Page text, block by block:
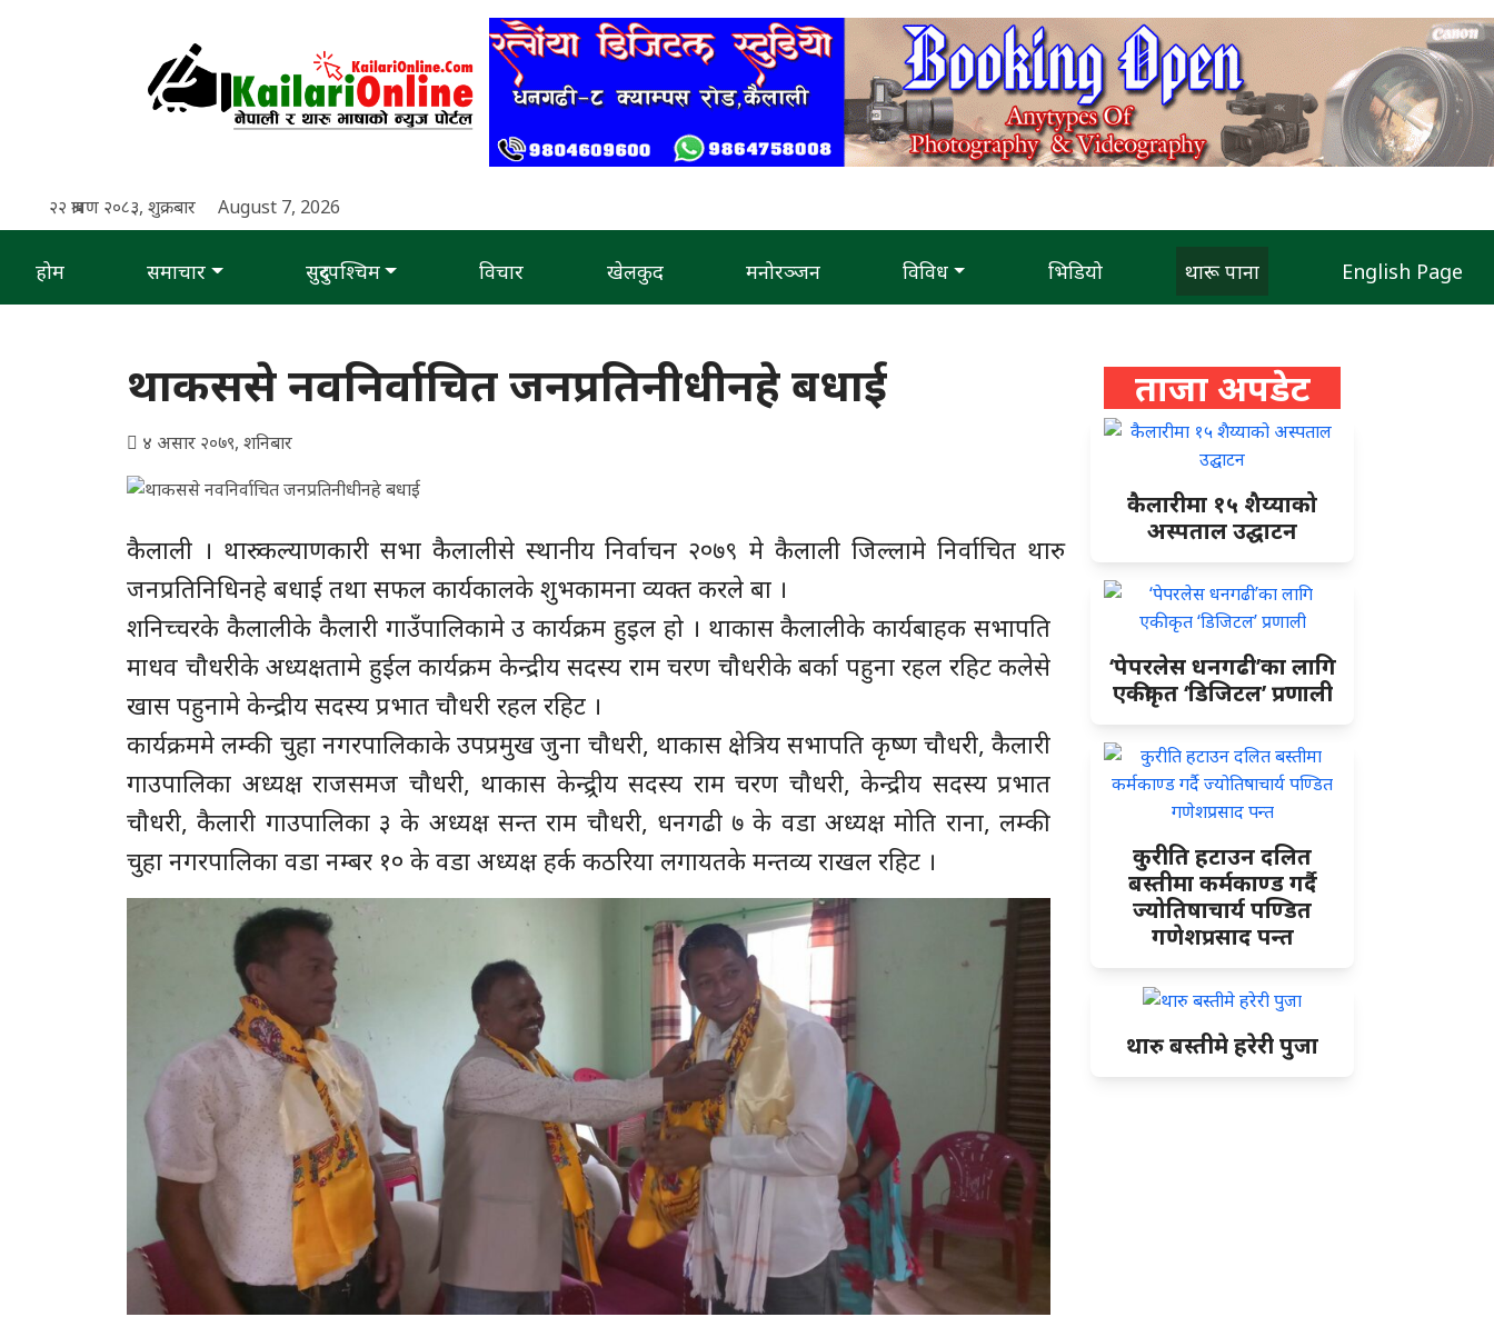
२२ श्रावण २०८३, शुक्रबार August 7, 2026
होम समाचार सुदुरपश्चिम विचार खेलकुद मनोरञ्जन विविध भिडियो थारू पाना English Page
थाकससे नवनिर्वाचित जनप्रतिनीधीनहे बधाई
४ असार २०७९, शनिबार
कैलाली । थारु कल्याणकारी सभा कैलालीसे स्थानीय निर्वाचन २०७९ मे कैलाली जिल्लामे निर्वाचित थारु
जनप्रतिनिधिनहे बधाई तथा सफल कार्यकालके शुभकामना व्यक्त करले बा ।
शनिच्चरके कैलालीके कैलारी गाउँपालिकामे उ कार्यक्रम हुइल हो । थाकास कैलालीके कार्यबाहक सभापति
माधव चौधरीके अध्यक्षतामे हुईल कार्यक्रम केन्द्रीय सदस्य राम चरण चौधरीके बर्का पहुना रहल रहिट कलेसे
खास पहुनामे केन्द्रीय सदस्य प्रभात चौधरी रहल रहिट ।
कार्यक्रममे लम्की चुहा नगरपालिकाके उपप्रमुख जुना चौधरी, थाकास क्षेत्रिय सभापति कृष्ण चौधरी, कैलारी
गाउपालिका अध्यक्ष राजसमज चौधरी, थाकास केन्द्र्रीय सदस्य राम चरण चौधरी, केन्द्रीय सदस्य प्रभात
चौधरी, कैलारी गाउपालिका ३ के अध्यक्ष सन्त राम चौधरी, धनगढी ७ के वडा अध्यक्ष मोति राना, लम्की
चुहा नगरपालिका वडा नम्बर १० के वडा अध्यक्ष हर्क कठरिया लगायतके मन्तव्य राखल रहिट ।
ताजा अपडेट
कैलारीमा १५ शैय्याको
अस्पताल उद्घाटन
‘पेपरलेस धनगढी’का लागि
एकीकृत ‘डिजिटल’ प्रणाली
कुरीति हटाउन दलित
बस्तीमा कर्मकाण्ड गर्दै
ज्योतिषाचार्य पण्डित
गणेशप्रसाद पन्त
थारु बस्तीमे हरेरी पुजा